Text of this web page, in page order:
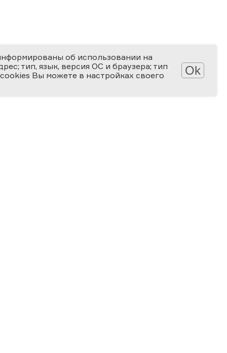
об использовании на
тип, язык, версия ОС и браузера; тип
Вы можете в настройках своего
Ok